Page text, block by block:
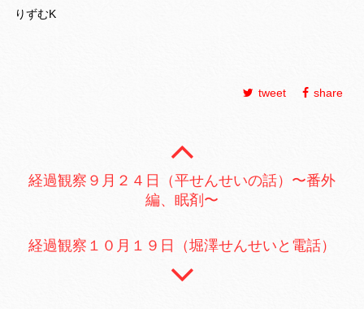
りずむK
tweet share
経過観察９月２４日（平せんせいの話）〜番外
編、眠剤〜
経過観察１０月１９日（堀澤せんせいと電話）